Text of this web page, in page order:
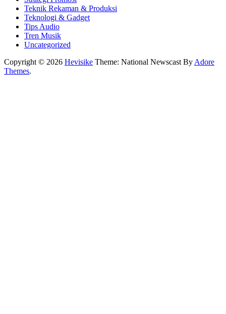
Teknik Rekaman & Produksi
Teknologi & Gadget
Tips Audio
Tren Musik
Uncategorized
Copyright © 2026 Hevisike Theme: National Newscast By Adore
Themes.